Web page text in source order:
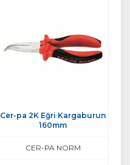
Cer-pa 2K Eğri Kargaburun
160mm
CER-PA NORM